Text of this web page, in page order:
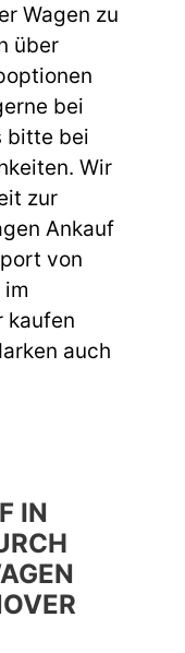
Wagen zu
über
bei
bitte bei
Wir
zur
Ankauf
von
im
kaufen
auch
IN